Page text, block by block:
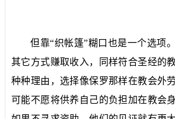
但靠“织帐篷”糊口也是一个选项
其它方式赚取收入，同样符合圣经的
种种理由，选择像保罗那样在教会外
可能不愿将供养自己的负担加在教会